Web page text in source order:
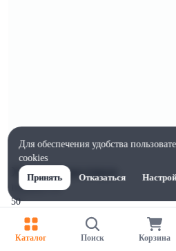
Характеристики
Ширина, мм
50
Высота, мм
80
Каталог Поиск Корзина
Для обеспечения удобства
cookies
Принять
Отказаться